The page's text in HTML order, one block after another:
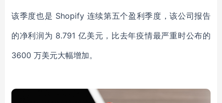
该季度也是 Shopify 连续第五个盈利季度，该公司报告
的净利润为 8.791 亿美元，比去年疫情最严重时公布的
3600 万美元大幅增加。